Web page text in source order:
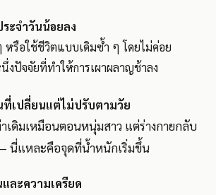
ะจำวันน้อยลง
หรือใช้ชีวิตแบบเดิมซ้ำ ๆ โดยไม่ค่อย
งปัจจัยที่ทำให้การเผาผลาญช้าลง
ที่เปลี่ยนแต่ไม่ปรับตามวัย
เดิมเหมือนตอนหนุ่มสาว แต่ร่างกายกลับ
นี่แหละคือจุดที่น้ำหนักเริ่มขึ้น
ละความเครียด